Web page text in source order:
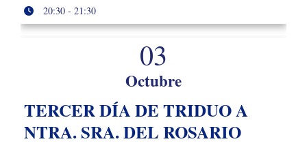
20:30 - 21:30
03
Octubre
TERCER DÍA DE TRIDUO A
NTRA. SRA. DEL ROSARIO